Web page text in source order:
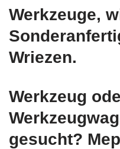
Werkzeuge,
Wriezen.
Werkzeug
gesucht?